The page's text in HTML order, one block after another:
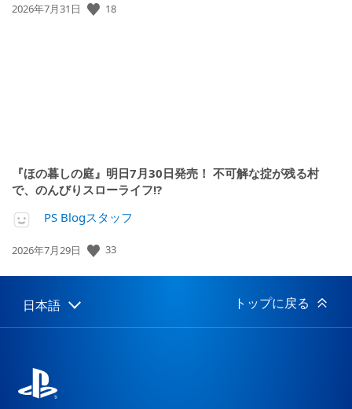
公
2026年7月31日 18
『ほの暮しの庭』明日7月30日発売！ 不可解な掟が残る村
で、のんびりスローライフ!?
PS Blogスタッフ
公
日:
2026年7月29日 33
Select
Current
日本語 トップに戻る